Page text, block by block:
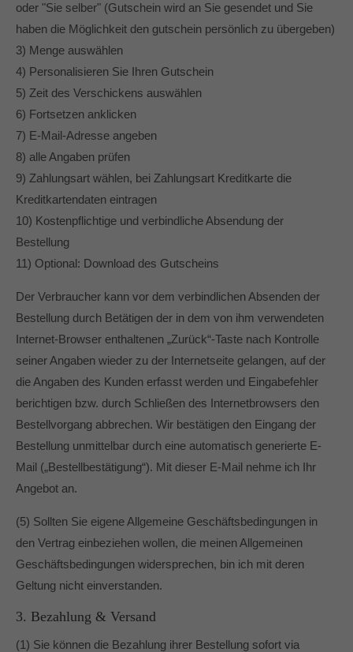
oder "Sie selber" (Gutschein wird an Sie gesendet und Sie
haben die Möglichkeit den gutschein persönlich zu übergeben)
3) Menge auswählen
4) Personalisieren Sie Ihren Gutschein
5) Zeit des Verschickens auswählen
6) Fortsetzen anklicken
7) E-Mail-Adresse angeben
8) alle Angaben prüfen
9) Zahlungsart wählen, bei Zahlungsart Kreditkarte die
Kreditkartendaten eintragen
10) Kostenpflichtige und verbindliche Absendung der
Bestellung
11) Optional: Download des Gutscheins
Der Verbraucher kann vor dem verbindlichen Absenden der
Bestellung durch Betätigen der in dem von ihm verwendeten
Internet-Browser enthaltenen „Zurück“-Taste nach Kontrolle
seiner Angaben wieder zu der Internetseite gelangen, auf der
die Angaben des Kunden erfasst werden und Eingabefehler
berichtigen bzw. durch Schließen des Internetbrowsers den
Bestellvorgang abbrechen. Wir bestätigen den Eingang der
Bestellung unmittelbar durch eine automatisch generierte E-
Mail („Bestellbestätigung“). Mit dieser E-Mail nehme ich Ihr
Angebot an.
(5) Sollten Sie eigene Allgemeine Geschäftsbedingungen in
den Vertrag einbeziehen wollen, die meinen Allgemeinen
Geschäftsbedingungen widersprechen, bin ich mit deren
Geltung nicht einverstanden.
3. Bezahlung & Versand
(1) Sie können die Bezahlung ihrer Bestellung sofort via